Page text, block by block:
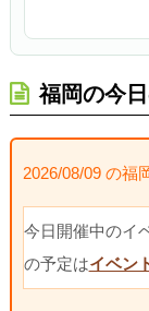
福岡の今
2026/08/09 の福
今日開催中のイ
の予定はイベン